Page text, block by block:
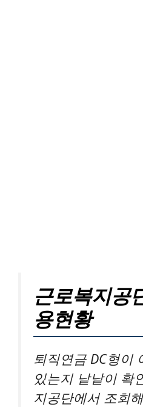
근로복지공
용현황
퇴직연금 DC형이
있는지 낱낱이 확
지공단에서 조회